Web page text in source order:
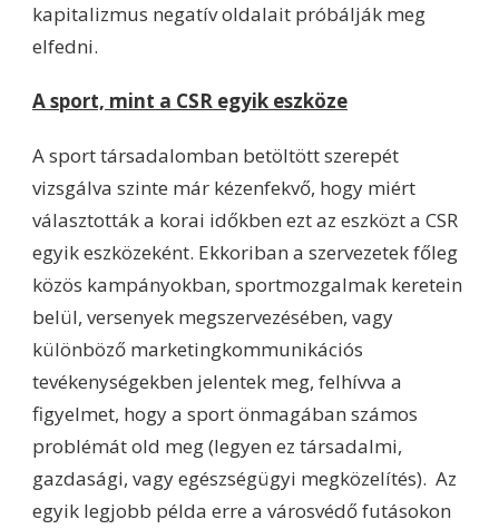
kapitalizmus negatív oldalait próbálják meg
elfedni.
A sport, mint a CSR egyik eszköze
A sport társadalomban betöltött szerepét
vizsgálva szinte már kézenfekvő, hogy miért
választották a korai időkben ezt az eszközt a CSR
egyik eszközeként. Ekkoriban a szervezetek főleg
közös kampányokban, sportmozgalmak keretein
belül, versenyek megszervezésében, vagy
különböző marketingkommunikációs
tevékenységekben jelentek meg, felhívva a
figyelmet, hogy a sport önmagában számos
problémát old meg (legyen ez társadalmi,
gazdasági, vagy egészségügyi megközelítés). Az
egyik legjobb példa erre a városvédő futásokon